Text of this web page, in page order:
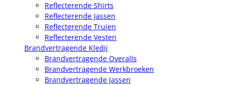
Reflecterende Shirts
Reflecterende Jassen
Reflecterende Truien
Reflecterende Vesten
Brandvertragende Kledij
Brandvertragende Overalls
Brandvertragende Werkbroeken
Brandvertragende Jassen